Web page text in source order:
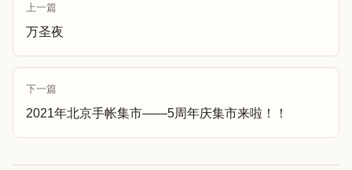
上一篇
万圣夜
下一篇
2021年北京手帐集市——5周年庆集市来啦！！